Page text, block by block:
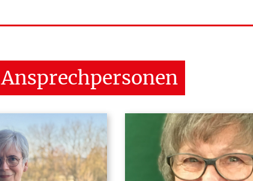
Ansprechpersonen